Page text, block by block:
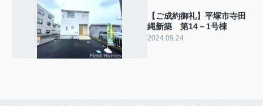
【ご成約御礼】平塚市寺田
縄新築 第14－1号棟
2024.09.24